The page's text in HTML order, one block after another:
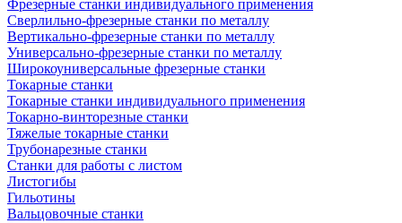
Фрезерные станки индивидуального применения
Сверлильно-фрезерные станки по металлу
Вертикально-фрезерные станки по металлу
Универсально-фрезерные станки по металлу
Широкоуниверсальные фрезерные станки
Токарные станки
Токарные станки индивидуального применения
Токарно-винторезные станки
Тяжелые токарные станки
Трубонарезные станки
Станки для работы с листом
Листогибы
Гильотины
Вальцовочные станки